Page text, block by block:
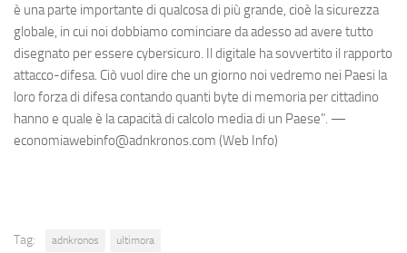
è una parte importante di qualcosa di più grande, cioè la sicurezza
globale, in cui noi dobbiamo cominciare da adesso ad avere tutto
disegnato per essere cybersicuro. Il digitale ha sovvertito il rapporto
attacco-difesa. Ciò vuol dire che un giorno noi vedremo nei Paesi la
loro forza di difesa contando quanti byte di memoria per cittadino
hanno e quale è la capacità di calcolo media di un Paese". —
economiawebinfo@adnkronos.com (Web Info)
Tag: adnkronos ultimora